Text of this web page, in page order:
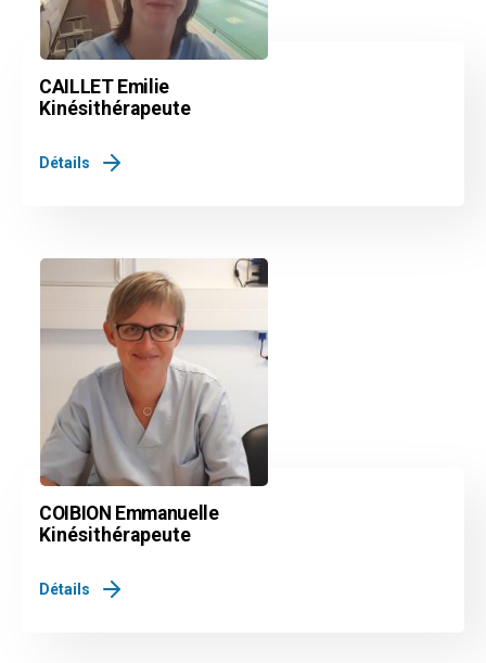
CAILLET Emilie
Kinésithérapeute
Détails
COIBION Emmanuelle
Kinésithérapeute
Détails